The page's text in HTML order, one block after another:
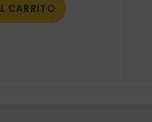
CARRITO